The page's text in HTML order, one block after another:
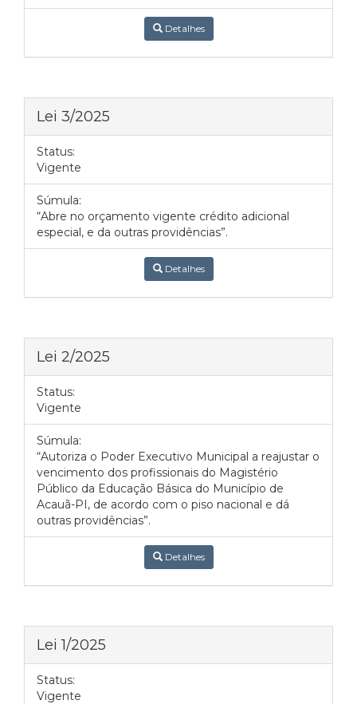
Detalhes
Lei 3/2025
Status:
Vigente
Súmula:
“Abre no orçamento vigente crédito adicional
especial, e da outras providências”.
Detalhes
Lei 2/2025
Status:
Vigente
Súmula:
“Autoriza o Poder Executivo Municipal a reajustar o
vencimento dos profissionais do Magistério
Público da Educação Básica do Município de
Acauã-PI, de acordo com o piso nacional e dá
outras providências”.
Detalhes
Lei 1/2025
Status:
Vigente